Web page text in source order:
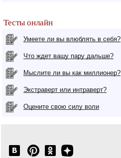
Тесты онлайн
Умеете ли вы влюблять в себя?
Что ждет вашу пару дальше?
Мыслите ли вы как миллионер?
Экстраверт или интраверт?
Оцените свою силу воли